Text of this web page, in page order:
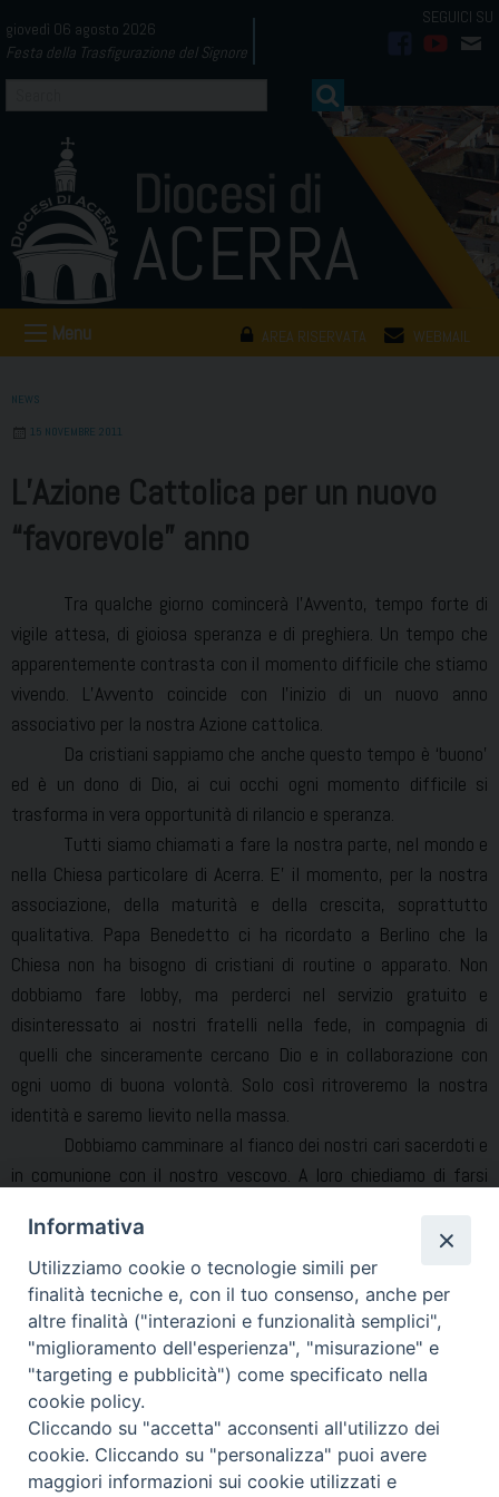
to
content
giovedì 06 agosto 2026
Festa della Trasfigurazione del Signore
AREA RISERVATA WEBMAIL
Menu
NEWS
15 NOVEMBRE 2011
L’Azione Cattolica per un nuovo
“favorevole” anno
Tra qualche giorno comincerà l’Avvento, tempo forte di
vigile attesa, di gioiosa speranza e di preghiera. Un tempo che
apparentemente contrasta con il momento difficile che stiamo
vivendo. L’Avvento coincide con l’inizio di un nuovo anno
associativo per la nostra Azione cattolica.
Da cristiani sappiamo che anche questo tempo è ‘buono’
ed è un dono di Dio, ai cui occhi ogni momento difficile si
trasforma in vera opportunità di rilancio e speranza.
Tutti siamo chiamati a fare la nostra parte, nel mondo e
nella Chiesa particolare di Acerra. E’ il momento, per la nostra
associazione, della maturità e della crescita, soprattutto
qualitativa. Papa Benedetto ci ha ricordato a Berlino che la
Chiesa non ha bisogno di cristiani di routine o apparato. Non
dobbiamo fare lobby, ma perderci nel servizio gratuito e
disinteressato ai nostri fratelli nella fede, in compagnia di
quelli che sinceramente cercano Dio e in collaborazione con
ogni uomo di buona volontà. Solo così ritroveremo la nostra
identità e saremo lievito nella massa.
Dobbiamo camminare al fianco dei nostri cari sacerdoti e
in comunione con il nostro vescovo. A loro chiediamo di farsi
dovere di offrire una seria testimonianza, frutto di una
vocazione laica matura.
Condividi…
CALENDARIO-2012-AC
Informativa
Utilizziamo cookie o tecnologie simili per
finalità tecniche e, con il tuo consenso, anche per
altre finalità ("interazioni e funzionalità semplici",
"miglioramento dell'esperienza", "misurazione" e
"targeting e pubblicità") come specificato nella
cookie policy.
Cliccando su "accetta" acconsenti all'utilizzo dei
cookie. Cliccando su "personalizza" puoi avere
maggiori informazioni sui cookie utilizzati e